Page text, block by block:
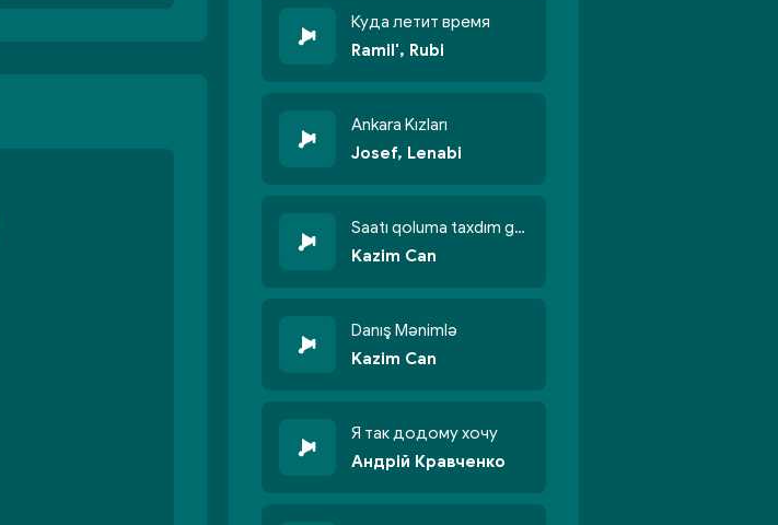
Куда летит время
Ramil', Rubi
Ankara Kızları
Josef, Lenabi
Saatı qoluma taxdım göyün üzünə qalxdım
Kazim Can
Danış Mənimlə
Kazim Can
Я так додому хочу
Андрій Кравченко